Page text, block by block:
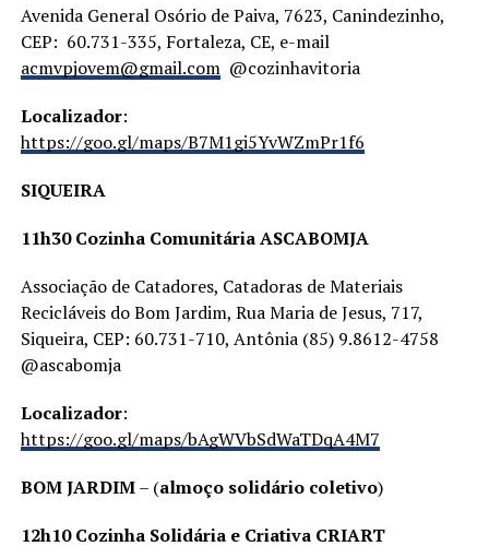
Avenida General Osório de Paiva, 7623, Canindezinho,
CEP: 60.731-335, Fortaleza, CE, e-mail
acmvpjovem@gmail.com@cozinhavitoria
Localizador:
https://goo.gl/maps/B7M1gi5YvWZmPr1f6
SIQUEIRA
11h30 Cozinha Comunitária ASCABOMJA
Associação de Catadores, Catadoras de Materiais
Recicláveis do Bom Jardim, Rua Maria de Jesus, 717,
Siqueira, CEP: 60.731-710, Antônia (85) 9.8612-4758
@ascabomja
Localizador:
https://goo.gl/maps/bAgWVbSdWaTDqA4M7
BOM JARDIM– (almoço solidário coletivo)
12h10 Cozinha Solidária e Criativa CRIART